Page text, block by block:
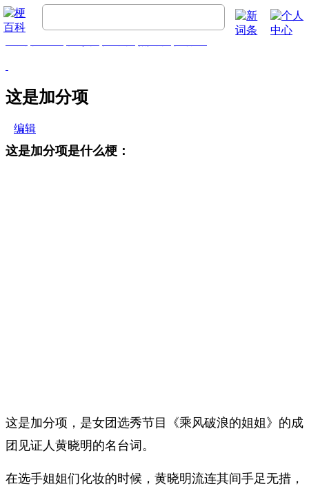
这是加分项
编辑
这是加分项是什么梗：
这是加分项，是女团选秀节目《乘风破浪的姐姐》的成
团见证人黄晓明的名台词。
在选手姐姐们化妆的时候，黄晓明流连其间手足无措，